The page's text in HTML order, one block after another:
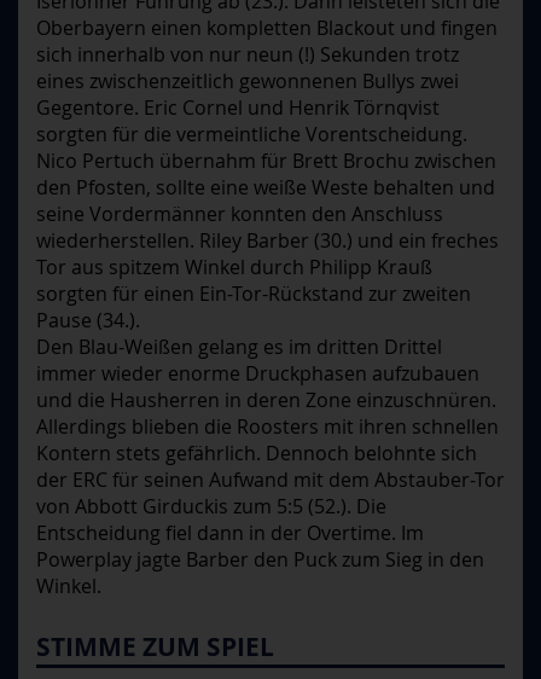
Oberbayern einen kompletten Blackout und fingen
sich innerhalb von nur neun (!) Sekunden trotz
eines zwischenzeitlich gewonnenen Bullys zwei
Gegentore. Eric Cornel und Henrik Törnqvist
sorgten für die vermeintliche Vorentscheidung.
Nico Pertuch übernahm für Brett Brochu zwischen
den Pfosten, sollte eine weiße Weste behalten und
seine Vordermänner konnten den Anschluss
wiederherstellen. Riley Barber (30.) und ein freches
Tor aus spitzem Winkel durch Philipp Krauß
sorgten für einen Ein-Tor-Rückstand zur zweiten
Pause (34.).
Den Blau-Weißen gelang es im dritten Drittel
immer wieder enorme Druckphasen aufzubauen
und die Hausherren in deren Zone einzuschnüren.
Allerdings blieben die Roosters mit ihren schnellen
Kontern stets gefährlich. Dennoch belohnte sich
der ERC für seinen Aufwand mit dem Abstauber-Tor
von Abbott Girduckis zum 5:5 (52.). Die
Entscheidung fiel dann in der Overtime. Im
Powerplay jagte Barber den Puck zum Sieg in den
Winkel.
STIMME ZUM SPIEL